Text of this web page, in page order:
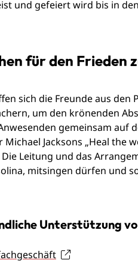
und gefeiert wird bis in
für den Frieden
sich die Freunde aus
um den krönenden
gemeinsam auf
Michael Jacksons „Heal the
Die Leitung und das
mitsingen dürfen und
Unterstützung